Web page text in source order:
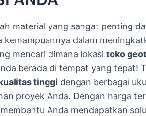
material yang sangat penting
kemampuannya dalam
mencari dimana lokasi toko
berada di tempat yang tepat!
tinggi dengan berbagai
proyek Anda. Dengan harga
Anda mendapatkan